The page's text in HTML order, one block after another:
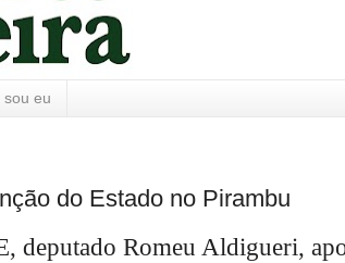
sou eu
do Estado no Pirambu
deputado Romeu Aldigueri,